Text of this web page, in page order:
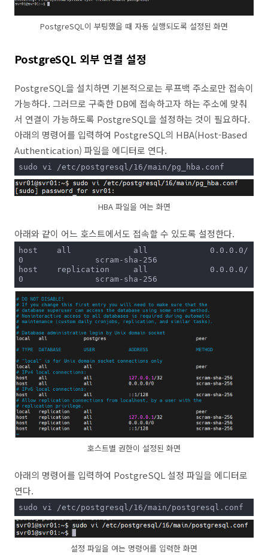
PostgreSQL이 부팅했을 때 자동 실행되도록 설정된 화면
PostgreSQL 외부 연결 설정
PostgreSQL을 설치하면 기본적으로는 루프백 주소로만 접속이
가능하다. 그러므로 구축한 DB에 접속하고자 하는 주소에 맞춰
서 연결이 가능하도록 PostgreSQL을 설정하는 것이 필요하다.
아래의 명령어를 입력하여 PostgreSQL의 HBA(Host-Based
Authentication) 파일을 에디터로 연다.
sudo vi /etc/postgresql/16/main/pg_hba.conf
HBA 파일을 여는 화면
아래와 같이 어느 호스트에서도 접속할 수 있도록 설정한다.
host    all             all             0.0.0.0/
0               scram-sha-256
host    replication     all             0.0.0.0/
0               scram-sha-256
호스트별 권한이 설정된 화면
아래의 명령어를 입력하여 PostgreSQL 설정 파일을 에디터로
연다.
sudo vi /etc/postgresql/16/main/postgresql.conf
설정 파일을 여는 명령어를 입력한 화면